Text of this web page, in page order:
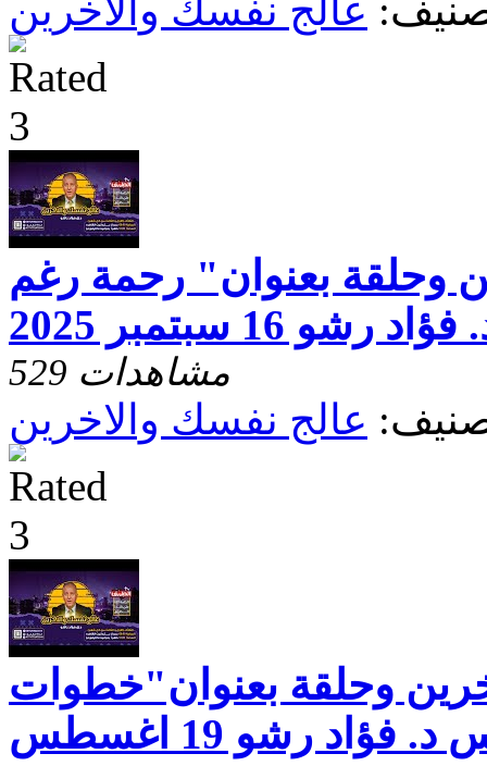
عالج نفسك والاخرين
وحلقة بعنوان" رحمة رغم
سبتمبر 2025
529 مشاهدات
عالج نفسك والاخرين
وحلقة بعنوان"خطوات
النجاح.. " مع القس د. فؤاد رشو 19 اغسطس